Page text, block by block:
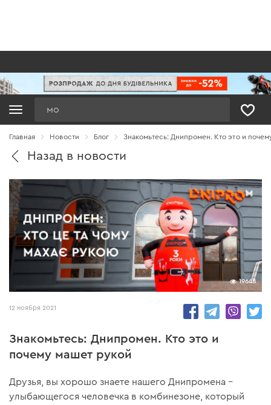
Главная Новости Блог Знакомьтесь: Днипромен. Кто это и
Назад в новости
19648
12 ноября 2021
Знакомьтесь: Днипромен. Кто это и
почему машет рукой
Друзья, вы хорошо знаете нашего Днипромена –
улыбающегося человечка в комбинезоне, который